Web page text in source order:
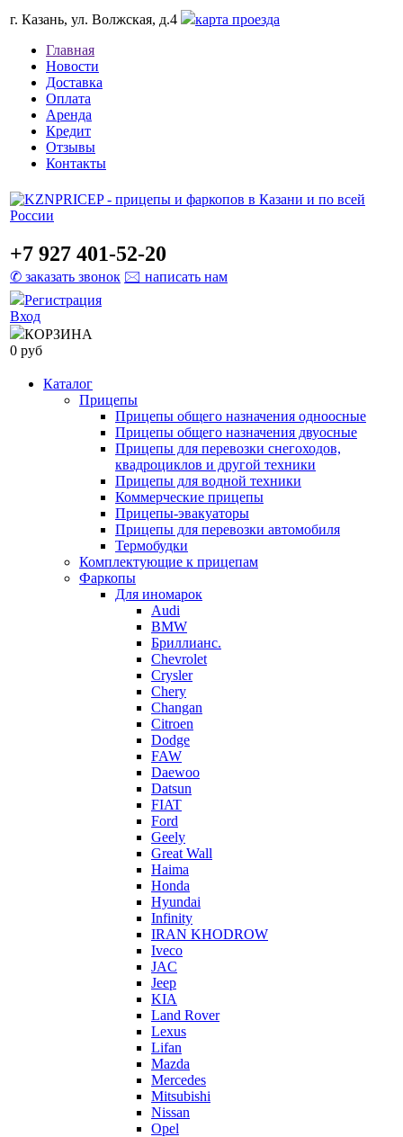
г. Казань, ул. Волжская, д.4
карта проезда
Главная
Новости
Доставка
Оплата
Аренда
Кредит
Отзывы
Контакты
+7 927 401-52-20
✆ заказать звонок 🖂 написать нам
Регистрация
Вход
КОРЗИНА
0 руб
Каталог
Прицепы
Прицепы общего назначения одноосные
Прицепы общего назначения двуосные
Прицепы для перевозки снегоходов,
квадроциклов и другой техники
Прицепы для водной техники
Коммерческие прицепы
Прицепы-эвакуаторы
Прицепы для перевозки автомобиля
Термобудки
Комплектующие к прицепам
Фаркопы
Для иномарок
Audi
BMW
Бриллианс.
Chevrolet
Crysler
Chery
Changan
Citroen
Dodge
FAW
Daewoo
Datsun
FIAT
Ford
Geely
Great Wall
Haima
Honda
Hyundai
Infinity
IRAN KHODROW
Iveco
JAC
Jeep
KIA
Land Rover
Lexus
Lifan
Mazda
Mercedes
Mitsubishi
Nissan
Opel